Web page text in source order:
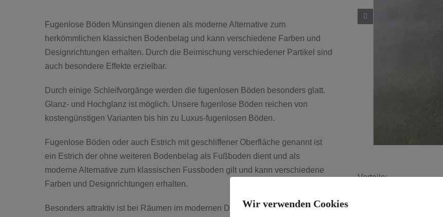
Fugenlose Böden Münsingen dienen als moderne Alternative zum
herkömmlichen klassichen Bodenbelag und kann verschiedene Farben und
Designrichtungen erhalten. Durch die Beimischung verschiedener Partikel sind
auch besondere Effekte erzielbar.
Durch einige Schleifvorgänge werden die fugenlosen Böden besonders glatt.
Glanz- und Hochglanz ist möglich. Unsere fugenlose Böden reichen von
kostengünstigen Varianten bis hin zu Luxus-fugenlosen Böden.
Fugenlose Böden oder auch Estrich mit geschliffener Oberfläche genannt ist
ein Estrich der ohne weiteren Bodenbelag als Fußboden dient und als
moderne Alternative zum klassischen Fussboden gilt und kann verschiedene
Farben und Designrichtungen erhalten.
Besonders attraktiv ist bei Räumen im modernen Design oder bei Objekten wo
Vorteile:
Wir verwenden Cookies